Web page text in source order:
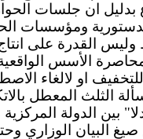
ان جلسات
ومؤسسات
القدرة على
الأسس
او لالغاء
الثلث المعطل
بين الدولة
البيان